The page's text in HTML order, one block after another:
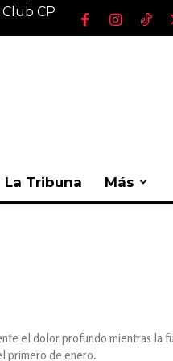
CP
La Tribuna Más
el dolor profundo mientras la
primero de enero.